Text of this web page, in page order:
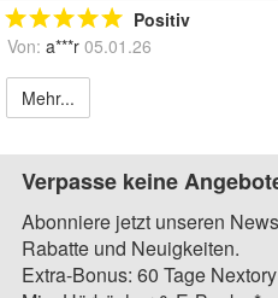
Positiv
Von: a***r 05.01.26
Mehr...
Verpasse keine
Abonniere jetzt unseren
Rabatte und Neuigkeiten.
Extra-Bonus: 60 Tage